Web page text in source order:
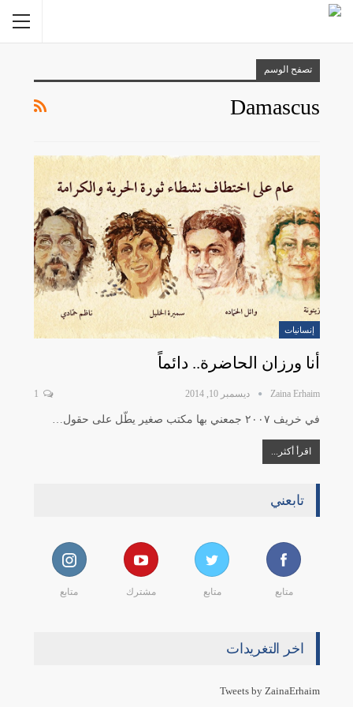
تصفح الوسم
Damascus
إنسانيات
أنا ورزان الحاضرة.. دائماً
Zaina Erhaim ديسمبر 10, 2014
في خريف ٢٠٠٧ جمعني بها مكتب صغير يطّل على حقول…
اقرأ أكثر...
تابعني
متابع متابع مشترك متابع
اخر التغريدات
Tweets by ZainaErhaim